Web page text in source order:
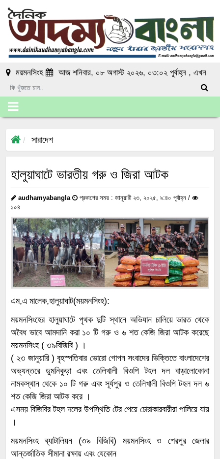
ময়মনসিংহ আজ শনিবার, ০৮ অগাস্ট ২০২৬, ০৩:০২ পূর্বাহ্ন , এখন
সারাদেশ
হালুয়াঘাটে ভারতীয় গরু ও জিরা আটক
audhamyabangla
প্রকাশের সময় : জানুয়ারী ২৩, ২০২৫, ৯:৪০ পূর্বাহ্ন /
১০৪
এম,এ মালেক,হালুয়াঘাট(ময়মনসিংহ):
ময়মনসিংহের হালুয়াঘাটে পৃথক দুটি স্থানে অভিযান চালিয়ে ভারত থেকে
অবৈধ ভাবে আমদানি করা ১০ টি গরু ও ৬ শত কেজি জিরা আটক করেছে
ময়মনসিংহ ( ৩৯বিজিবি ) ।
( ২৩ জানুয়ারি ) বৃহস্পতিবার ভোরো গোপন সংবাদের ভিক্তিতে বাংলাদেশের
অভ্যন্তরে ডুমনিকুড়া এবং তেলিখালী বিওপি টহল দল বাড়ালোকোনা
নামকস্থান থেকে ১০ টি গরু এবং সূর্যপুর ও তেলিখালী বিওপি টহল দল ৬
শত কেজি জিরা আটক করে ।
এসময় বিজিবির টহল দলের উপস্থিতি টের পেয়ে চোরাকারবারীরা পালিয়ে যায়
।
ময়মনসিংহ ব্যাটালিয়ন (৩৯ বিজিবি) ময়মনসিংহ ও শেরপুর জেলার
আন্তর্জাতিক সীমানা রক্ষায় এবং যেকোন